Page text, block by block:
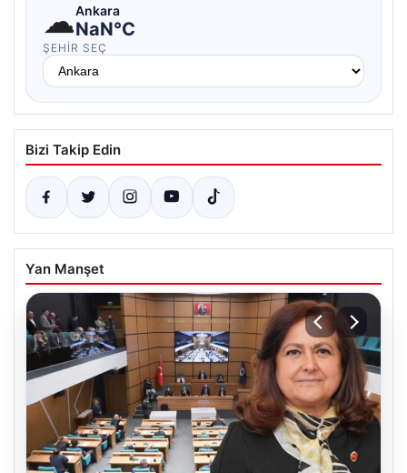
☁Ankara
NaN°C
ŞEHIR SEÇ
Bizi Takip Edin
Yan Manşet